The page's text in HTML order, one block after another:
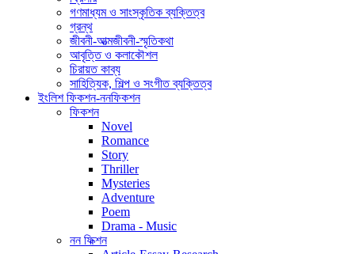
গণমাধ্যম ও সাংস্কৃতিক ব্যক্তিত্ব
গ্রন্থ
জীবনী-আত্মজীবনী-স্মৃতিকথা
আবৃত্তি ও কলাকৌশল
চিরায়ত কাব্য
সাহিত্যিক, শিল্প ও সংগীত ব্যক্তিত্ব
ইংলিশ ফিকশন-ননফিকশন
ফিকশন
Novel
Romance
Story
Thriller
Mysteries
Adventure
Poem
Drama - Music
নন ফিক্শন